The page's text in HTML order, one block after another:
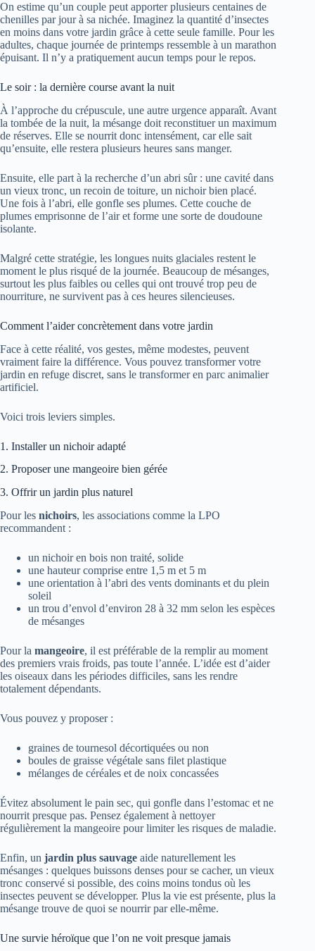
On estime qu’un couple peut apporter plusieurs centaines de
chenilles par jour à sa nichée. Imaginez la quantité d’insectes
en moins dans votre jardin grâce à cette seule famille. Pour les
adultes, chaque journée de printemps ressemble à un marathon
épuisant. Il n’y a pratiquement aucun temps pour le repos.
Le soir : la dernière course avant la nuit
À l’approche du crépuscule, une autre urgence apparaît. Avant
la tombée de la nuit, la mésange doit reconstituer un maximum
de réserves. Elle se nourrit donc intensément, car elle sait
qu’ensuite, elle restera plusieurs heures sans manger.
Ensuite, elle part à la recherche d’un abri sûr : une cavité dans
un vieux tronc, un recoin de toiture, un nichoir bien placé.
Une fois à l’abri, elle gonfle ses plumes. Cette couche de
plumes emprisonne de l’air et forme une sorte de doudoune
isolante.
Malgré cette stratégie, les longues nuits glaciales restent le
moment le plus risqué de la journée. Beaucoup de mésanges,
surtout les plus faibles ou celles qui ont trouvé trop peu de
nourriture, ne survivent pas à ces heures silencieuses.
Comment l’aider concrètement dans votre jardin
Face à cette réalité, vos gestes, même modestes, peuvent
vraiment faire la différence. Vous pouvez transformer votre
jardin en refuge discret, sans le transformer en parc animalier
artificiel.
Voici trois leviers simples.
1. Installer un nichoir adapté
2. Proposer une mangeoire bien gérée
3. Offrir un jardin plus naturel
Pour les nichoirs, les associations comme la LPO
recommandent :
un nichoir en bois non traité, solide
une hauteur comprise entre 1,5 m et 5 m
une orientation à l’abri des vents dominants et du plein
soleil
un trou d’envol d’environ 28 à 32 mm selon les espèces
de mésanges
Pour la mangeoire, il est préférable de la remplir au moment
des premiers vrais froids, pas toute l’année. L’idée est d’aider
les oiseaux dans les périodes difficiles, sans les rendre
totalement dépendants.
Vous pouvez y proposer :
graines de tournesol décortiquées ou non
boules de graisse végétale sans filet plastique
mélanges de céréales et de noix concassées
Évitez absolument le pain sec, qui gonfle dans l’estomac et ne
nourrit presque pas. Pensez également à nettoyer
régulièrement la mangeoire pour limiter les risques de maladie.
Enfin, un jardin plus sauvage aide naturellement les
mésanges : quelques buissons denses pour se cacher, un vieux
tronc conservé si possible, des coins moins tondus où les
insectes peuvent se développer. Plus la vie est présente, plus la
mésange trouve de quoi se nourrir par elle-même.
Une survie héroïque que l’on ne voit presque jamais